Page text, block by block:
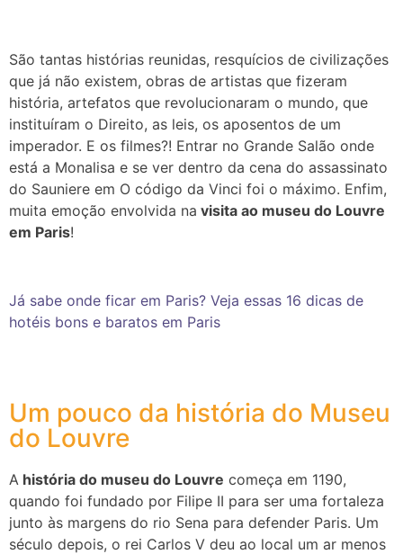
São tantas histórias reunidas, resquícios de civilizações
que já não existem, obras de artistas que fizeram
história, artefatos que revolucionaram o mundo, que
instituíram o Direito, as leis, os aposentos de um
imperador. E os filmes?! Entrar no Grande Salão onde
está a Monalisa e se ver dentro da cena do assassinato
do Sauniere em O código da Vinci foi o máximo. Enfim,
muita emoção envolvida na visita ao museu do Louvre
em Paris!
Já sabe onde ficar em Paris? Veja essas 16 dicas de
hotéis bons e baratos em Paris
Um pouco da história do Museu
do Louvre
A história do museu do Louvre começa em 1190,
quando foi fundado por Filipe II para ser uma fortaleza
junto às margens do rio Sena para defender Paris. Um
século depois, o rei Carlos V deu ao local um ar menos